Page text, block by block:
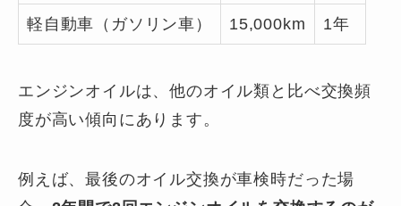
軽自動車（ガソリン車） 15,000km 1年
エンジンオイルは、他のオイル類と比べ交換頻
度が高い傾向にあります。
例えば、最後のオイル交換が車検時だった場